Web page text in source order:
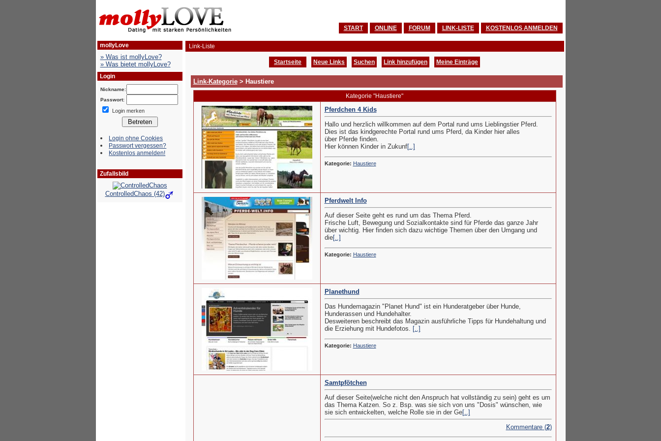
START ONLINE FORUM LINK-LISTE KOSTENLOS ANMELDEN
mollyLove
» Was ist mollyLove?
» Was bietet mollyLove?
Login
Nickname:
Passwort:
Login merken
Login ohne Cookies
Passwort vergessen?
Kostenlos anmelden!
Zufallsbild
ControlledChaos (42)
Link-Liste
Startseite Neue Links Suchen Link hinzufügen Meine Einträge
Link-Kategorie> Haustiere
Kategorie "Haustiere"
Pferdchen 4 Kids
Hallo und herzlich willkommen auf dem Portal rund ums Lieblingstier Pferd.
Dies ist das kindgerechte Portal rund ums Pferd, da Kinder hier alles
über Pferde finden.
Hier können Kinder in Zukunf[..]
Kategorie: Haustiere
Pferdwelt Info
Auf dieser Seite geht es rund um das Thema Pferd.
Frische Luft, Bewegung und Sozialkontakte sind für Pferde das ganze Jahr
über wichtig. Hier finden sich dazu wichtige Themen über den Umgang und
die[..]
Kategorie: Haustiere
Planethund
Das Hundemagazin "Planet Hund" ist ein Hunderatgeber über Hunde,
Hunderassen und Hundehalter.
Desweiteren beschreibt das Magazin ausführliche Tipps für Hundehaltung und
die Erziehung mit Hundefotos.
[..]
Kategorie: Haustiere
Samtpfötchen
Auf dieser Seite(welche nicht den Anspruch hat vollständig zu sein) geht es um
das Thema Katzen. So z. Bsp. was sie sich von uns "Dosis" wünschen, wie
sie sich entwickelten, welche Rolle sie in der Ge[..]
Kommentare (2)